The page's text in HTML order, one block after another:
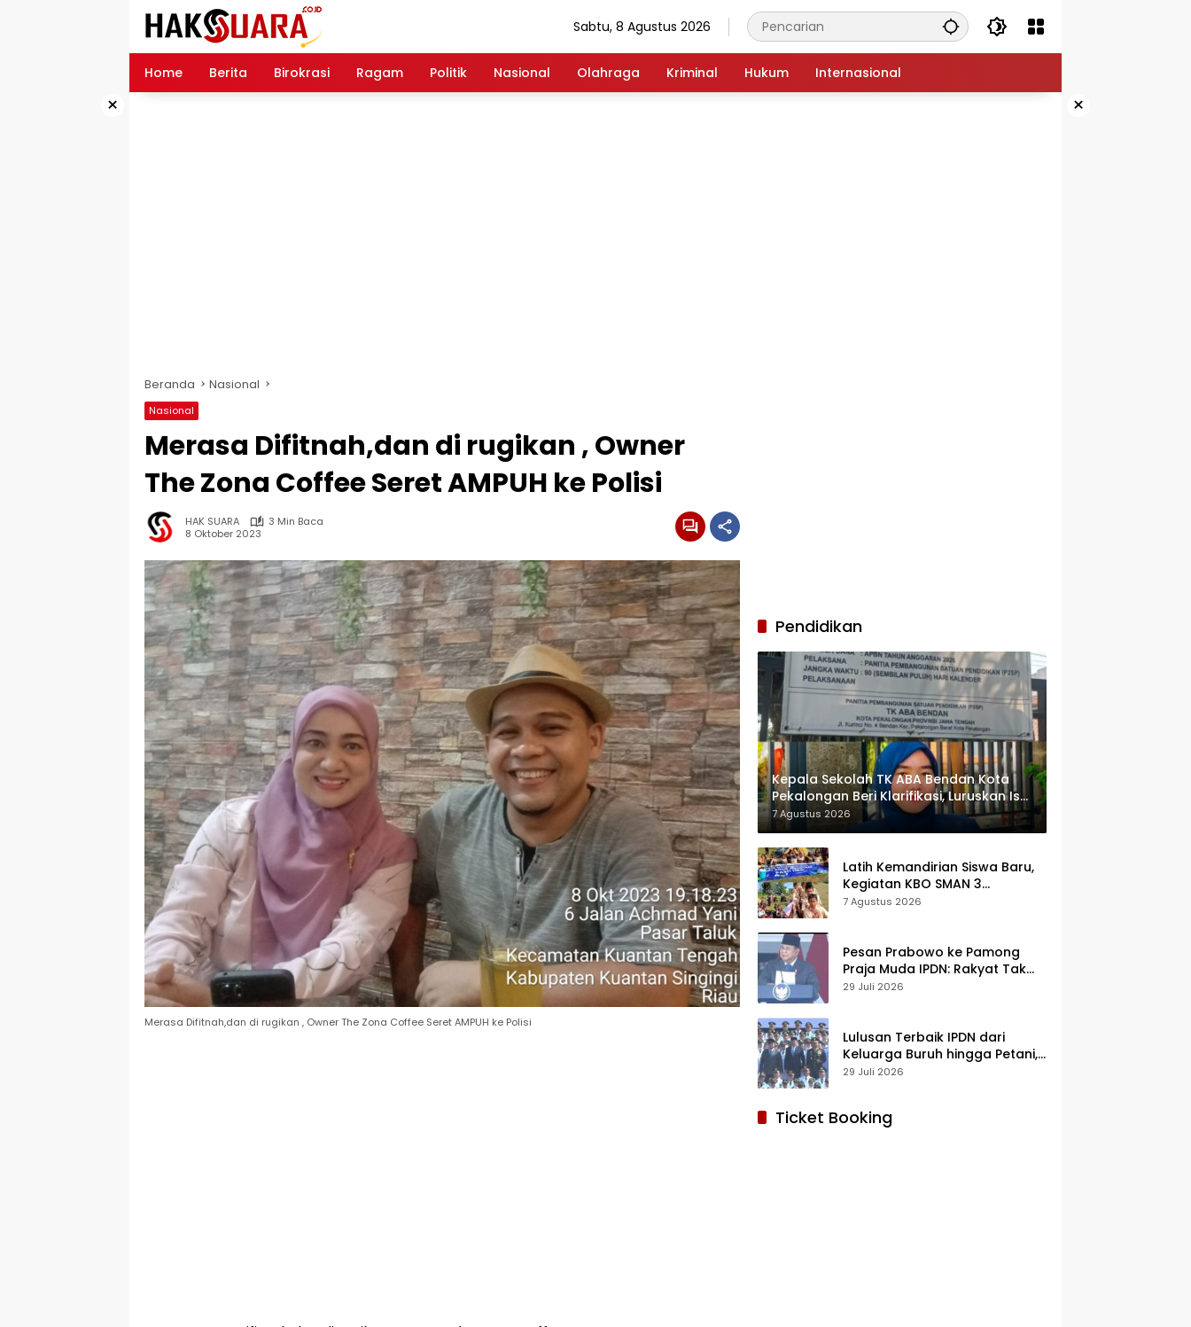
Sabtu, 8 Agustus 2026
Home Berita Birokrasi Ragam Politik Nasional Olahraga Kriminal Hukum Internasional
× ×
Beranda Nasional
Nasional
Merasa Difitnah,dan di rugikan , Owner
The Zona Coffee Seret AMPUH ke Polisi
HAK SUARA
3 Min Baca
8 Oktober 2023
Merasa Difitnah,dan di rugikan , Owner The Zona Coffee Seret AMPUH ke Polisi
Pendidikan
Kepala Sekolah TK ABA Bendan Kota
Pekalongan Beri Klarifikasi, Luruskan Isu
Proyek Revitalisasi
7 Agustus 2026
Latih Kemandirian Siswa Baru,
Kegiatan KBO SMAN 3
Pekalongan Mendapat
7 Agustus 2026
Pesan Prabowo ke Pamong
Praja Muda IPDN: Rakyat Tak
Butuh Birokrasi Berbelit
29 Juli 2026
Lulusan Terbaik IPDN dari
Keluarga Buruh hingga Petani,
Prabowo: Membanggakan Hati
29 Juli 2026
Ticket Booking